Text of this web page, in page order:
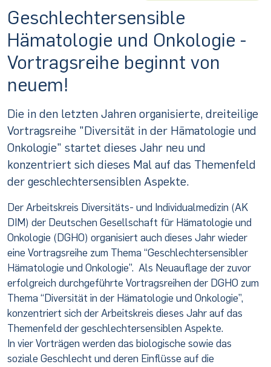
Geschlechtersensible
Hämatologie und Onkologie -
Vortragsreihe beginnt von
neuem!
Die in den letzten Jahren organisierte, dreiteilige
Vortragsreihe "Diversität in der Hämatologie und
Onkologie" startet dieses Jahr neu und
konzentriert sich dieses Mal auf das Themenfeld
der geschlechtersensiblen Aspekte.
Der Arbeitskreis Diversitäts- und Individualmedizin (AK
DIM) der Deutschen Gesellschaft für Hämatologie und
Onkologie (DGHO) organisiert auch dieses Jahr wieder
eine Vortragsreihe zum Thema “Geschlechtersensibler
Hämatologie und Onkologie”. Als Neuauflage der zuvor
erfolgreich durchgeführte Vortragsreihen der DGHO zum
Thema “Diversität in der Hämatologie und Onkologie”,
konzentriert sich der Arbeitskreis dieses Jahr auf das
Themenfeld der geschlechtersensiblen Aspekte.
In vier Vorträgen werden das biologische sowie das
soziale Geschlecht und deren Einflüsse auf die